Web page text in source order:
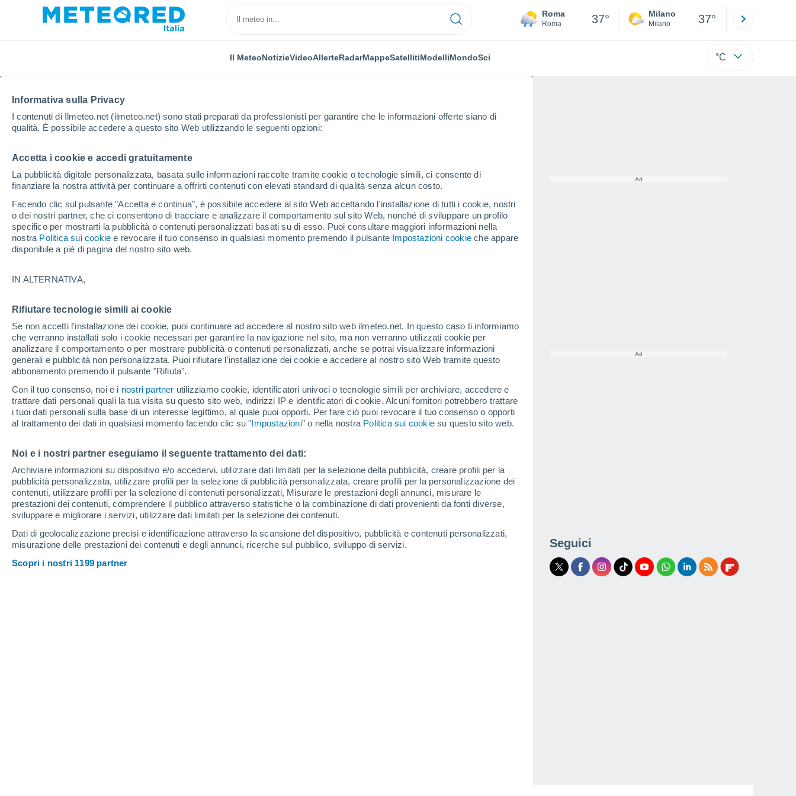
Informativa sulla Privacy
I contenuti di Ilmeteo.net (ilmeteo.net) sono stati preparati da professionisti per garantire che le informazioni offerte siano di
qualità. È possibile accedere a questo sito Web utilizzando le seguenti opzioni:
Accetta i cookie e accedi gratuitamente
La pubblicità digitale personalizzata, basata sulle informazioni raccolte tramite cookie o tecnologie simili, ci consente di
finanziare la nostra attività per continuare a offrirti contenuti con elevati standard di qualità senza alcun costo.
Facendo clic sul pulsante "Accetta e continua", è possibile accedere al sito Web accettando l'installazione di tutti i cookie, nostri
o dei nostri partner, che ci consentono di tracciare e analizzare il comportamento sul sito Web, nonché di sviluppare un profilo
specifico per mostrarti la pubblicità o contenuti personalizzati basati su di esso. Puoi consultare maggiori informazioni nella
nostra Politica sui cookie e revocare il tuo consenso in qualsiasi momento premendo il pulsante Impostazioni cookie che appare
disponibile a piè di pagina del nostro sito web.
IN ALTERNATIVA,
Rifiutare tecnologie simili ai cookie
Se non accetti l'installazione dei cookie, puoi continuare ad accedere al nostro sito web ilmeteo.net. In questo caso ti informiamo
che verranno installati solo i cookie necessari per garantire la navigazione nel sito, ma non verranno utilizzati cookie per
analizzare il comportamento o per mostrare pubblicità o contenuti personalizzati, anche se potrai visualizzare informazioni
generali e pubblicità non personalizzata. Puoi rifiutare l'installazione dei cookie e accedere al nostro sito Web tramite questo
abbonamento premendo il pulsante "Rifiuta".
Con il tuo consenso, noi e i nostri partner utilizziamo cookie, identificatori univoci o tecnologie simili per archiviare, accedere e
trattare dati personali quali la tua visita su questo sito web, indirizzi IP e identificatori di cookie. Alcuni fornitori potrebbero trattare
i tuoi dati personali sulla base di un interesse legittimo, al quale puoi opporti. Per fare ciò puoi revocare il tuo consenso o opporti
al trattamento dei dati in qualsiasi momento facendo clic su "Impostazioni" o nella nostra Politica sui cookie su questo sito web.
Noi e i nostri partner eseguiamo il seguente trattamento dei dati:
Archiviare informazioni su dispositivo e/o accedervi, utilizzare dati limitati per la selezione della pubblicità, creare profili per la
pubblicità personalizzata, utilizzare profili per la selezione di pubblicità personalizzata, creare profili per la personalizzazione dei
contenuti, utilizzare profili per la selezione di contenuti personalizzati, Misurare le prestazioni degli annunci, misurare le
prestazioni dei contenuti, comprendere il pubblico attraverso statistiche o la combinazione di dati provenienti da fonti diverse,
sviluppare e migliorare i servizi, utilizzare dati limitati per la selezione dei contenuti.
Dati di geolocalizzazione precisi e identificazione attraverso la scansione del dispositivo, pubblicità e contenuti personalizzati,
misurazione delle prestazioni dei contenuti e degli annunci, ricerche sul pubblico, sviluppo di servizi.
Scopri i nostri 1199 partner
Roma
Roma 37° Milano
Milano 37°
Il MeteoNotizieVideoAllerteRadarMappeSatellitiModelliMondoSci °C
Home Russia Oblast di Orël
Il Meteo nell'Oblast di Orël
Oggi, 6 agosto Tutto il giorno Simbolo
31°
Dmitrovsk-
Orlovsky
31°
31°
17°
Khomutovo
32°
Kolpny
31°
Livny
31°
18°
Maloarhangelsk
Krugloye
Seguici